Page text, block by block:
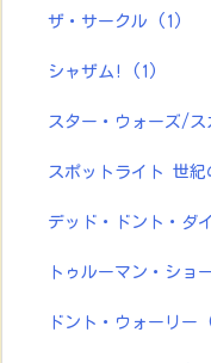
ザ・サークル (1)
シャザム! (1)
スター・ウォーズ/
スポットライト 世紀
デッド・ドント・ダ
トゥルーマン・ショ
ドント・ウォーリー